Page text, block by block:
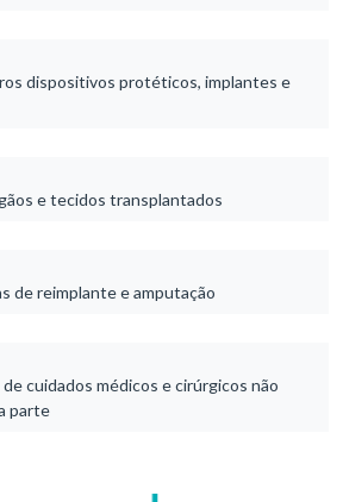
dispositivos protéticos, implantes e
e tecidos transplantados
de reimplante e amputação
cuidados médicos e cirúrgicos não
parte